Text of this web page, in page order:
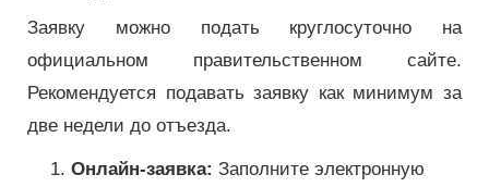
Заявку можно подать круглосуточно на
официальном правительственном сайте.
Рекомендуется подавать заявку как минимум за
две недели до отъезда.
Онлайн-заявка: Заполните электронную